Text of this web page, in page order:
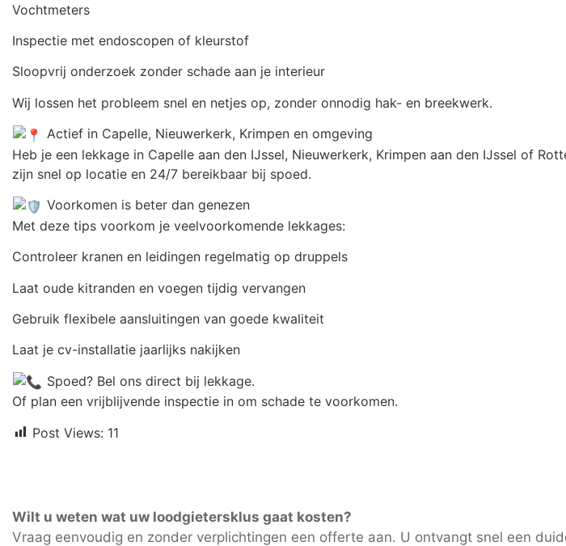
Vochtmeters
Inspectie met endoscopen of kleurstof
Sloopvrij onderzoek zonder schade aan je interieur
Wij lossen het probleem snel en netjes op, zonder onnodig hak- en breekwerk.
Actief in Capelle, Nieuwerkerk, Krimpen en omgeving
Heb je een lekkage in Capelle aan den IJssel, Nieuwerkerk, Krimpen aan den IJssel of
zijn snel op locatie en 24/7 bereikbaar bij spoed.
Voorkomen is beter dan genezen
Met deze tips voorkom je veelvoorkomende lekkages:
Controleer kranen en leidingen regelmatig op druppels
Laat oude kitranden en voegen tijdig vervangen
Gebruik flexibele aansluitingen van goede kwaliteit
Laat je cv-installatie jaarlijks nakijken
Spoed? Bel ons direct bij lekkage.
Of plan een vrijblijvende inspectie in om schade te voorkomen.
Post Views: 11
Wilt u weten wat uw loodgietersklus gaat kosten?
Vraag eenvoudig en zonder verplichtingen een offerte aan. U ontvangt snel een